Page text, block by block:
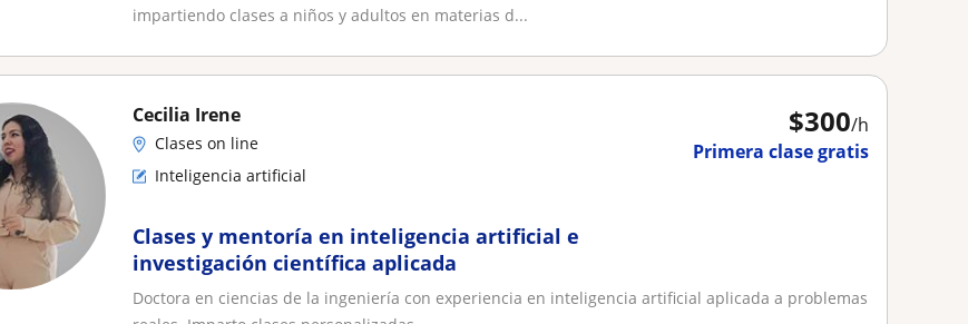
impartiendo clases a niños y adultos en materias d...
$300/h
Primera clase gratis
Cecilia Irene
Clases on line
Inteligencia artificial
Clases y mentoría en inteligencia artificial e
investigación científica aplicada
Doctora en ciencias de la ingeniería con experiencia en inteligencia artificial aplicada a problemas